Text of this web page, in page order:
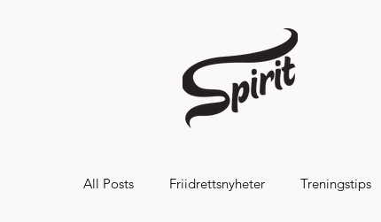
All Posts Friidrettsnyheter Treningstips